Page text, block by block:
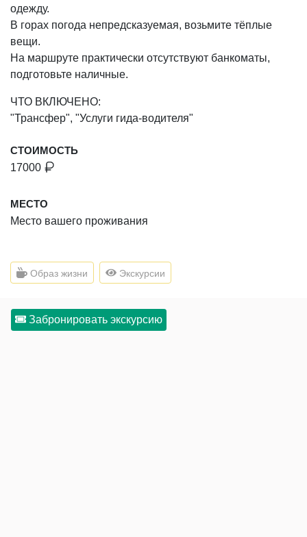
одежду.
В горах погода непредсказуемая, возьмите тёплые
вещи.
На маршруте практически отсутствуют банкоматы,
подготовьте наличные.
ЧТО ВКЛЮЧЕНО:
"Трансфер", "Услуги гида-водителя"
СТОИМОСТЬ
17000
МЕСТО
Место вашего проживания
Образ жизни Экскурсии
Забронировать экскурсию